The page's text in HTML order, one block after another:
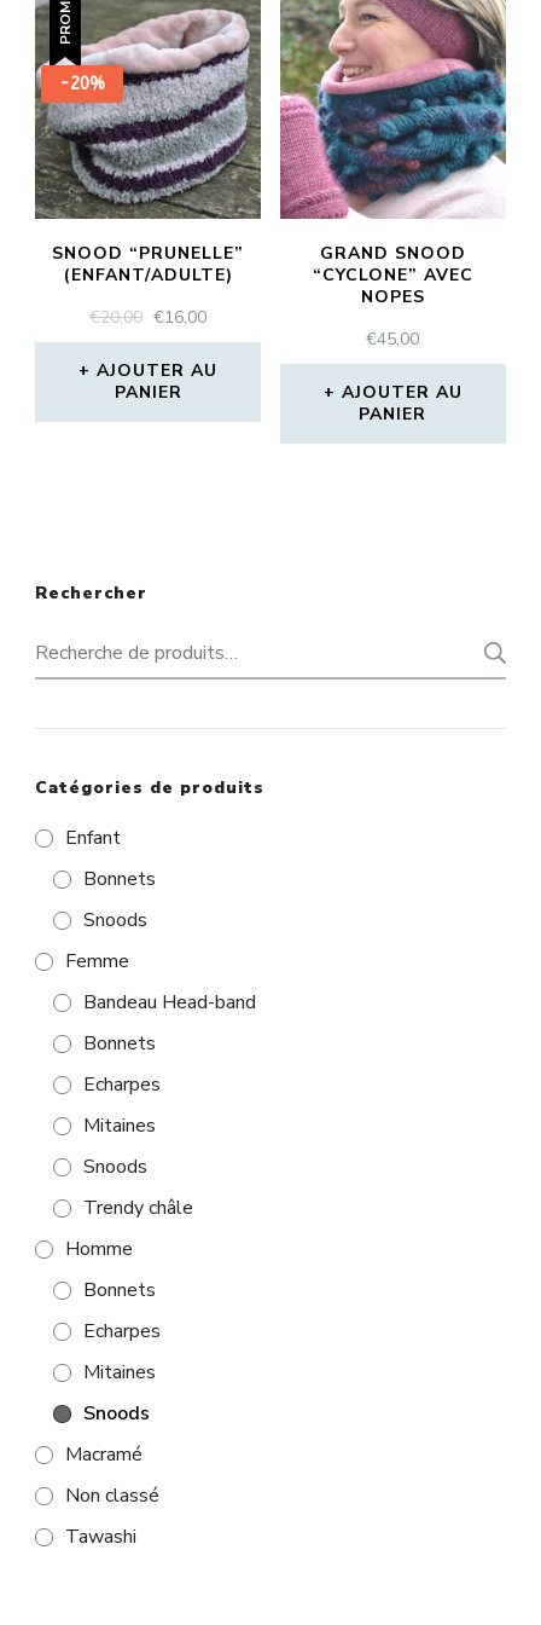
PROMO !
-20%
SNOOD “PRUNELLE”
(ENFANT/ADULTE)
€20,00 LE
PRIX
INITIAL
ÉTAIT :
€20,00.
€16,00LE
PRIX
ACTUEL
€16,00.
AJOUTER AU
PANIER
GRAND SNOOD
“CYCLONE” AVEC
NOPES
€45,00
AJOUTER AU
PANIER
Rechercher
Recherche
pour :
Catégories de produits
Enfant
Bonnets
Snoods
Femme
Bandeau Head-band
Bonnets
Echarpes
Mitaines
Snoods
Trendy châle
Homme
Bonnets
Echarpes
Mitaines
Snoods
Macramé
Non classé
Tawashi